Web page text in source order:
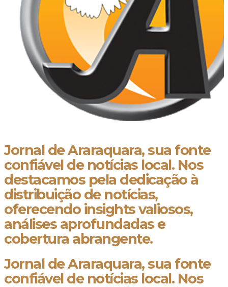
Jornal de Araraquara, sua fonte
confiável de notícias local. Nos
destacamos pela dedicação à
distribuição de notícias,
oferecendo insights valiosos,
análises aprofundadas e
cobertura abrangente.
Jornal de Araraquara, sua fonte
confiável de notícias local. Nos